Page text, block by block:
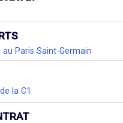
Paris Saint-Germain
la C1